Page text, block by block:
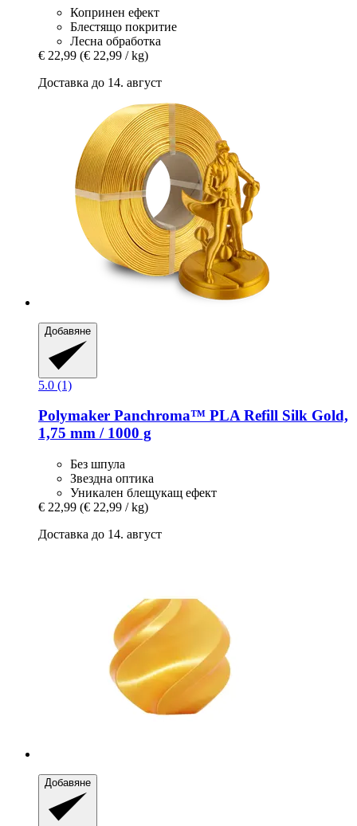
Копринен ефект
Блестящо покритие
Лесна обработка
€ 22,99 (€ 22,99 / kg)
Доставка до 14. август
Добавяне
5.0 (1)
Polymaker Panchroma™ PLA Refill Silk Gold,
1,75 mm / 1000 g
Без шпула
Звездна оптика
Уникален блещукащ ефект
€ 22,99 (€ 22,99 / kg)
Доставка до 14. август
Добавяне